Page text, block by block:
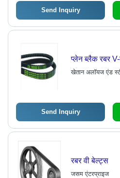
Send Inquiry
प्लेन ब्लैक रबर
खेतान अलॉयज एंड
Send Inquiry
रबर वी बेल्ट्स
जसम एंटरप्राइज